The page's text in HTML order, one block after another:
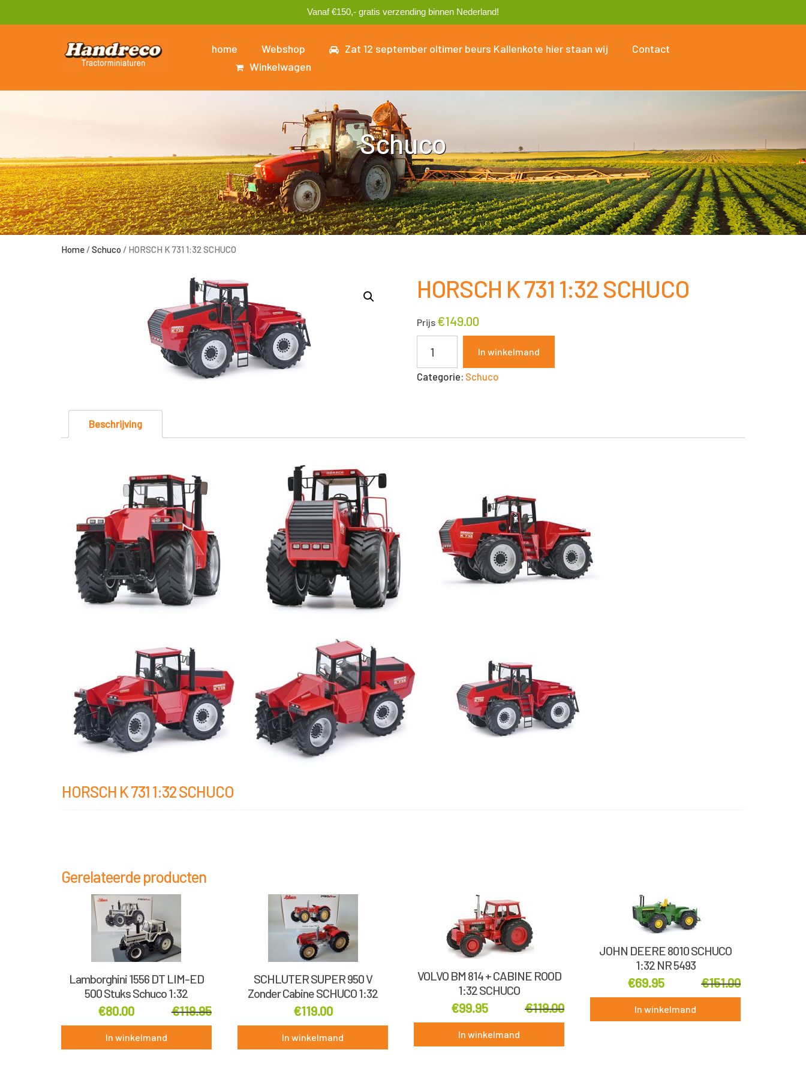
Vanaf €150,- gratis verzending binnen Nederland!
home Webshop Zat 12 september oltimer beurs Kallenkote hier staan wij
Contact
Winkelwagen
Schuco
Home /Schuco / HORSCH K 731 1:32 SCHUCO
HORSCH K 731 1:32 SCHUCO
Prijs €149.00
731
In winkelmand
Categorie: Schuco
Beschrijving
HORSCH K 731 1:32 SCHUCO
Gerelateerde producten
Lamborghini 1556 DT LIM-ED
500 Stuks Schuco 1:32
€119.95
€80.00
In winkelmand
SCHLUTER SUPER 950 V
Zonder Cabine SCHUCO 1:32
€119.00
In winkelmand
VOLVO BM 814 + CABINE ROOD
1:32 SCHUCO
€119.00
€99.95
In winkelmand
JOHN DEERE 8010 SCHUCO
1:32 NR 5493
€151.00
€69.95
In winkelmand